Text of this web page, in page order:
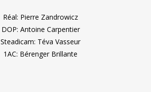
Réal: Pierre Zandrowicz
DOP: Antoine Carpentier
Steadicam: Téva Vasseur
1AC: Bérenger Brillante